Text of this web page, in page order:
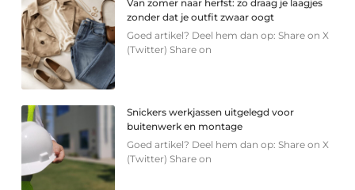
Van zomer naar herfst: zo draag je laagjes
zonder dat je outfit zwaar oogt
Goed artikel? Deel hem dan op: Share on X
(Twitter) Share on
Snickers werkjassen uitgelegd voor
buitenwerk en montage
Goed artikel? Deel hem dan op: Share on X
(Twitter) Share on